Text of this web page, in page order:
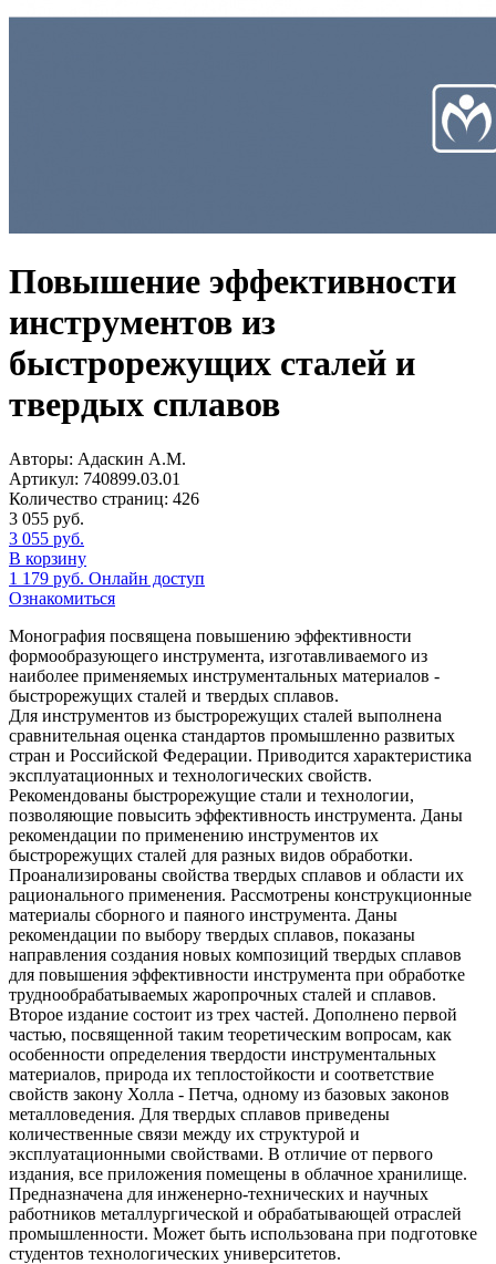
Повышение эффективности
инструментов из
быстрорежущих сталей и
твердых сплавов
Авторы: Адаскин А.М.
Артикул: 740899.03.01
Количество страниц: 426
3 055 руб.
3 055 руб.
В корзину
1 179 руб. Онлайн доступ
Ознакомиться
Монография посвящена повышению эффективности
формообразующего инструмента, изготавливаемого из
наиболее применяемых инструментальных материалов -
быстрорежущих сталей и твердых сплавов.
Для инструментов из быстрорежущих сталей выполнена
сравнительная оценка стандартов промышленно развитых
стран и Российской Федерации. Приводится характеристика
эксплуатационных и технологических свойств.
Рекомендованы быстрорежущие стали и технологии,
позволяющие повысить эффективность инструмента. Даны
рекомендации по применению инструментов их
быстрорежущих сталей для разных видов обработки.
Проанализированы свойства твердых сплавов и области их
рационального применения. Рассмотрены конструкционные
материалы сборного и паяного инструмента. Даны
рекомендации по выбору твердых сплавов, показаны
направления создания новых композиций твердых сплавов
для повышения эффективности инструмента при обработке
труднообрабатываемых жаропрочных сталей и сплавов.
Второе издание состоит из трех частей. Дополнено первой
частью, посвященной таким теоретическим вопросам, как
особенности определения твердости инструментальных
материалов, природа их теплостойкости и соответствие
свойств закону Холла - Петча, одному из базовых законов
металловедения. Для твердых сплавов приведены
количественные связи между их структурой и
эксплуатационными свойствами. В отличие от первого
издания, все приложения помещены в облачное хранилище.
Предназначена для инженерно-технических и научных
работников металлургической и обрабатывающей отраслей
промышленности. Может быть использована при подготовке
студентов технологических университетов.